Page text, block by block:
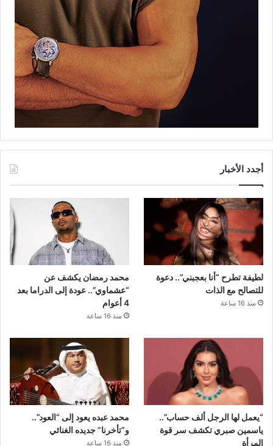
أجدد الأخبار
لطيفة تطرح “أنا بعجبني”.. دعوة
للتصالح مع الذات
منذ 16 ساعة
محمد رمضان يكشف عن
“عشماوي”.. عودة إلى الدراما بعد
4 أعوام
منذ 16 ساعة
“يعمل لها الرجل ألف حساب”..
ياسمين صبري تكشف سر قوة
المرأة
محمد عبده يعود إلى “العود”..
و”تأخرنا” جديده الغنائي
منذ 16 ساعة